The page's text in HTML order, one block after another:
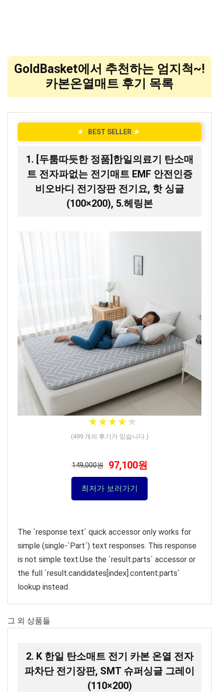
GoldBasket에서 추천하는 엄지척~!
카본온열매트 후기 목록
★ BEST SELLER ★
1. [두툼따듯한 정품]한일의료기 탄소매
트 전자파없는 전기매트 EMF 안전인증
비오바디 전기장판 전기요, 핫 싱글
(100×200), 5.헤링본
★★★★★
★★★★★
(499개의 후기가 있습니다.)
149,000원 97,100원
최저가 보러가기
The `response.text` quick accessor only works for
simple (single-`Part`) text responses. This response
is not simple text.Use the `result.parts` accessor or
the full `result.candidates[index].content.parts`
lookup instead.
그 외 상품들
2. K 한일 탄소매트 전기 카본 온열 전자
파차단 전기장판, SMT 슈퍼싱글 그레이
(110×200)